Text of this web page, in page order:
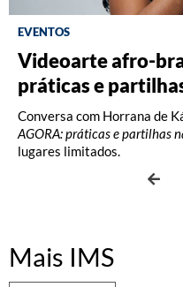
EVENTOS
Videoarte afro-
práticas e
Conversa com Horrana de
AGORA: práticas e partilhas
lugares limitados.
Fotografia:
(2026)
Oficina com Celina
Fotografia:
Oficina com Celina
Mais IMS